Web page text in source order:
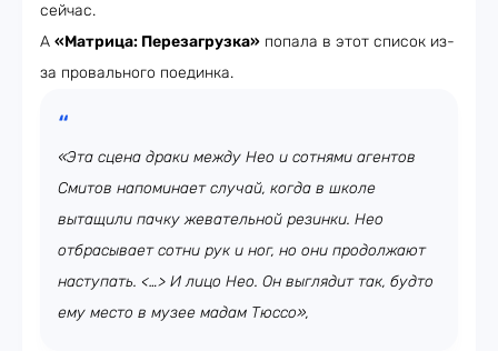
сейчас.
А «Матрица: Перезагрузка» попала в этот список из-
за провального поединка.
«Эта сцена драки между Нео и сотнями агентов
Смитов напоминает случай, когда в школе
вытащили пачку жевательной резинки. Нео
отбрасывает сотни рук и ног, но они продолжают
наступать. <…> И лицо Нео. Он выглядит так, будто
ему место в музее мадам Тюссо»,